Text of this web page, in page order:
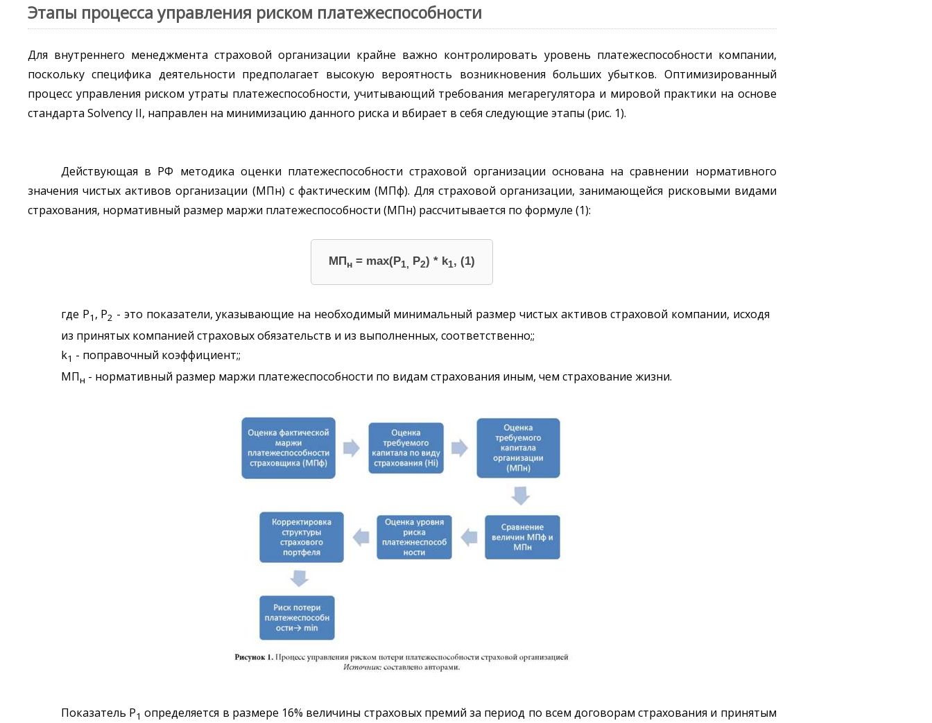
Этапы процесса управления риском платежеспособности
Для внутреннего менеджмента страховой организации крайне важно контролировать уровень платежеспособности компании,
поскольку специфика деятельности предполагает высокую вероятность возникновения больших убытков. Оптимизированный
процесс управления риском утраты платежеспособности, учитывающий требования мегарегулятора и мировой практики на основе
стандарта Solvency II, направлен на минимизацию данного риска и вбирает в себя следующие этапы (рис. 1).
Действующая в РФ методика оценки платежеспособности страховой организации основана на сравнении нормативного
значения чистых активов организации (МПн) с фактическим (МПф). Для страховой организации, занимающейся рисковыми видами
страхования, нормативный размер маржи платежеспособности (МПн) рассчитывается по формуле (1):
MПн = max(P1, P2) * k1, (1)
где P1 , P2 - это показатели, указывающие на необходимый минимальный размер чистых активов страховой компании, исходя
из принятых компанией страховых обязательств и из выполненных, соответственно;;
k1 - поправочный коэффициент;;
MПн - нормативный размер маржи платежеспособности по видам страхования иным, чем страхование жизни.
Показатель P1 определяется в размере 16% величины страховых премий за период по всем договорам страхования и принятым